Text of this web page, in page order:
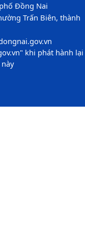
Đồng Nai
Trấn Biên, thành
khi phát hành lại